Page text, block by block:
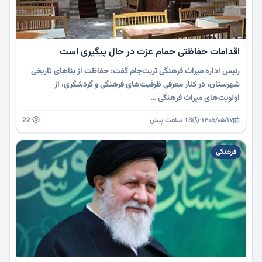
اقدامات حفاظتی حمام عزت در حال پیگیری است
رئیس اداره میراث فرهنگی تربت‌جام گفت: حفاظت از بناهای تاریخی
شهرستان، در کنار معرفی ظرفیت‌های فرهنگی و گردشگری، از
اولویت‌های میراث فرهنگی …
۱۴۰۵/۰۵/۱۷· 13 ساعت پیش
فرهنگی